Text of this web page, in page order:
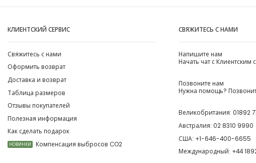
КЛИЕНТСКИЙ СЕРВИС
Свяжитесь с нами
Оформить возврат
Доставка и возврат
Таблица размеров
Отзывы покупателей
Полезная информация
Как сделать подарок
НОВИНКИ Компенсация выбросов CO2
СВЯЖИТЕСЬ С НАМИ
Напишите нам
Начать чат с Клиентским
Позвоните нам
Нужна помощь?
Великобритания: 01892
Австралия: 02 8310 9990
США: +1-646-400-6655
Международный: +44